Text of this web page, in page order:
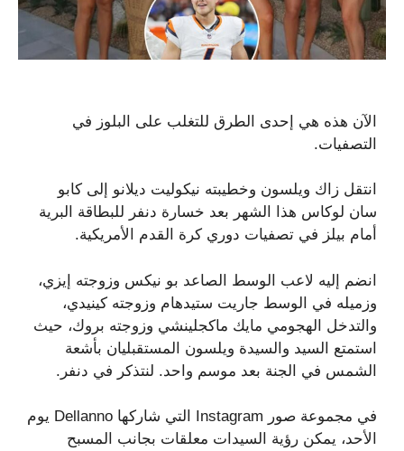
الآن هذه هي إحدى الطرق للتغلب على البلوز في
التصفيات.
انتقل زاك ويلسون وخطيبته نيكوليت ديلانو إلى كابو
سان لوكاس هذا الشهر بعد خسارة دنفر للبطاقة البرية
أمام بيلز في تصفيات دوري كرة القدم الأمريكية.
انضم إليه لاعب الوسط الصاعد بو نيكس وزوجته إيزي،
وزميله في الوسط جاريت ستيدهام وزوجته كينيدي،
والتدخل الهجومي مايك ماكجلينشي وزوجته بروك، حيث
استمتع السيد والسيدة ويلسون المستقبليان بأشعة
الشمس في الجنة بعد موسم واحد. لنتذكر في دنفر.
في مجموعة صور Instagram التي شاركها Dellanno يوم
الأحد، يمكن رؤية السيدات معلقات بجانب المسبح